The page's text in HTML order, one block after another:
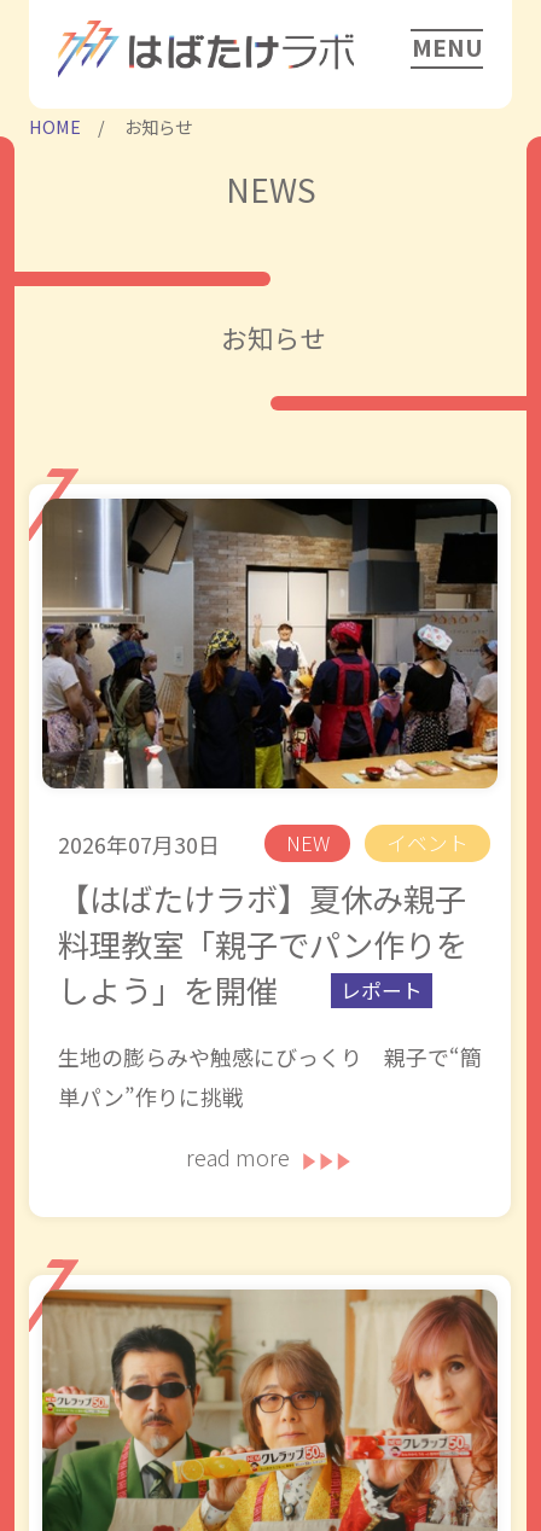
MENU
HOME お知らせ
NEWS
お知らせ
2026年07月30日 NEW イベント
【はばたけラボ】夏休み親子
料理教室「親子でパン作りを
しよう」を開催
レポート
生地の膨らみや触感にびっくり 親子で“簡
単パン”作りに挑戦
read more